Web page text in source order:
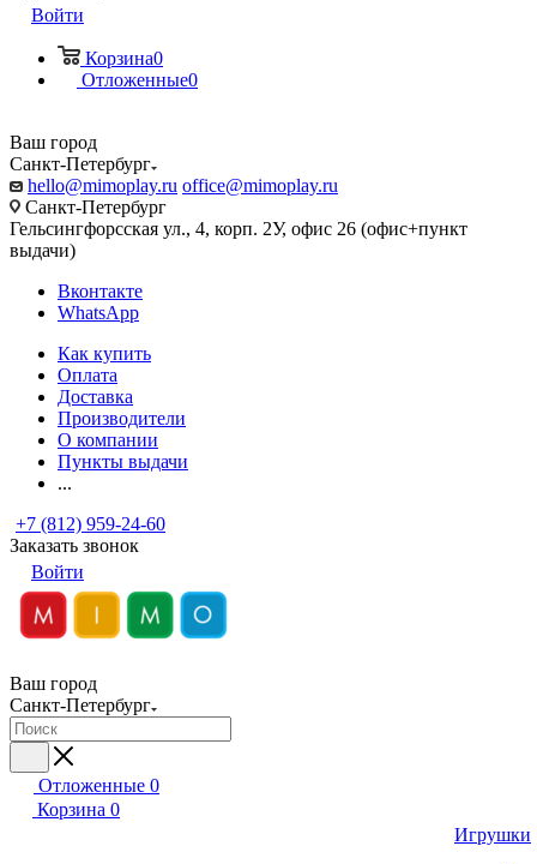
Войти
Корзина0
Отложенные0
Ваш город
Санкт-Петербург
hello@mimoplay.ru office@mimoplay.ru
Санкт-Петербург
Гельсингфорсская ул., 4, корп. 2У, офис 26 (офис+пункт
выдачи)
Вконтакте
WhatsApp
Как купить
Оплата
Доставка
Производители
О компании
Пункты выдачи
...
+7 (812) 959-24-60
Заказать звонок
Войти
Ваш город
Санкт-Петербург
Отложенные 0
Корзина 0
Игрушки